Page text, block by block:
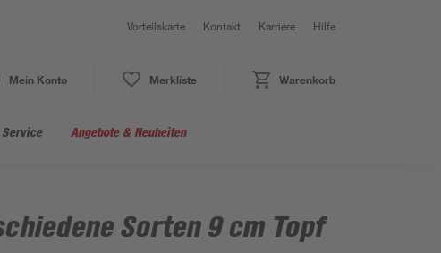
Vorteilskarte Kontakt Karriere Hilfe
Mein Konto Merkliste Warenkorb
Service Angebote & Neuheiten
Sorten 9 cm Topf